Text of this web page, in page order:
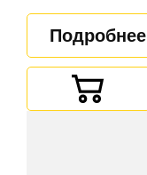
Подробнее